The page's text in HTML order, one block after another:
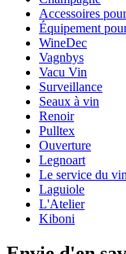
Profondeur (cm)
Accessoires
Équipement
WineDec
Vagnbys
Vacu Vin
Surveillance
Seaux à vin
Renoir
Pulltex
Ouverture
Legnoart
Le service du vin
Laguiole
L'Atelier
Kiboni